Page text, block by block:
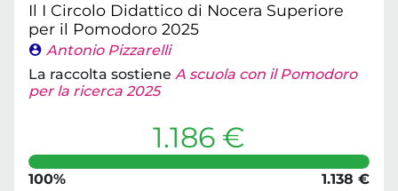
Il I Circolo Didattico di Nocera Superiore
per il Pomodoro 2025
Antonio Pizzarelli
La raccolta sostiene A scuola con il Pomodoro
per la ricerca 2025
1.186 €
100% 1.138 €